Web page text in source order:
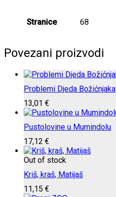
Stranice 68
Povezani proizvodi
Problemi Djeda Božićnjaka
13,01 €
Pustolovine u Mumindolu
17,12 €
Out of stock
Kriš, kraš, Matijaš
11,15 €